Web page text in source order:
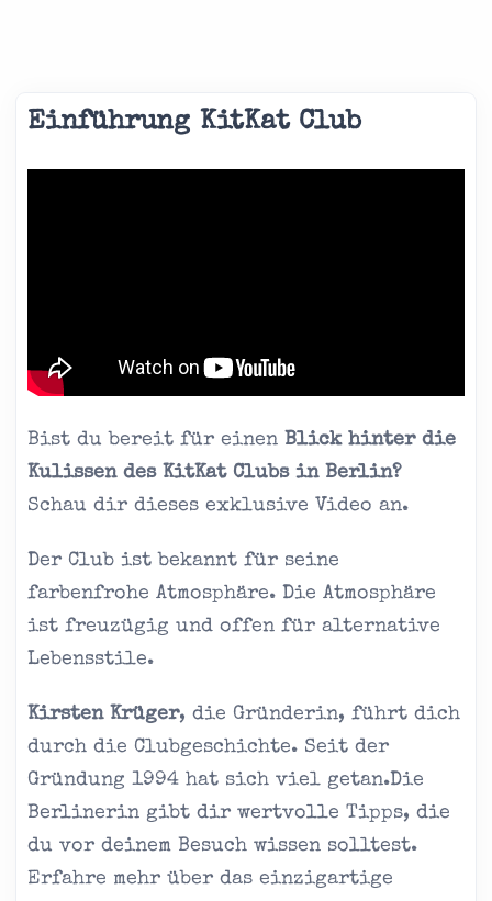
Einführung KitKat Club
Bist du bereit für einen Blick hinter die
Kulissen des KitKat Clubs in Berlin?
Schau dir dieses exklusive Video an.
Der Club ist bekannt für seine
farbenfrohe Atmosphäre. Die Atmosphäre
ist freuzügig und offen für alternative
Lebensstile.
Kirsten Krüger, die Gründerin, führt dich
durch die Clubgeschichte. Seit der
Gründung 1994 hat sich viel getan.Die
Berlinerin gibt dir wertvolle Tipps, die
du vor deinem Besuch wissen solltest.
Erfahre mehr über das einzigartige